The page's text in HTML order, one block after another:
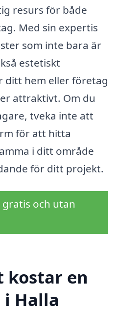
resurs för både
Med sin expertis
som inte bara är
estetiskt
ditt hem eller företag
attraktivt. Om du
tveka inte att
för att hitta
i ditt område
för ditt projekt.
gratis och utan
kostar en
Halla